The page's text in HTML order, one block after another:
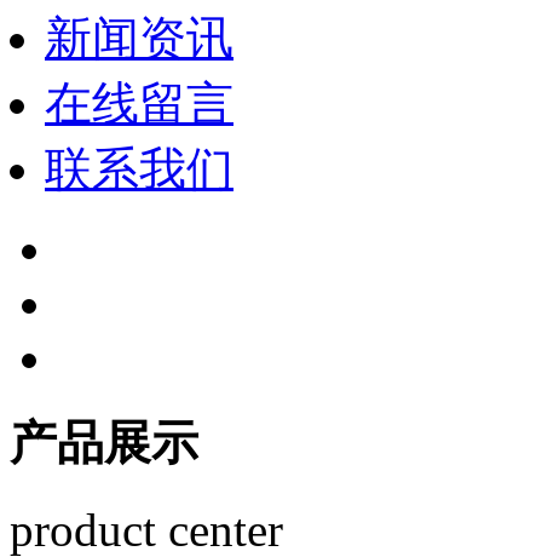
新闻资讯
在线留言
联系我们
产品展示
product center